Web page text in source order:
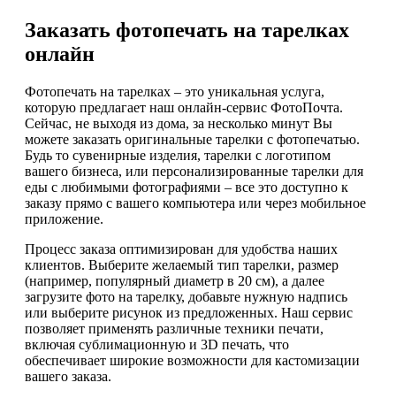
Заказать фотопечать на тарелках
онлайн
Фотопечать на тарелках – это уникальная услуга,
которую предлагает наш онлайн-сервис ФотоПочта.
Сейчас, не выходя из дома, за несколько минут Вы
можете заказать оригинальные тарелки с фотопечатью.
Будь то сувенирные изделия, тарелки с логотипом
вашего бизнеса, или персонализированные тарелки для
еды с любимыми фотографиями – все это доступно к
заказу прямо с вашего компьютера или через мобильное
приложение.
Процесс заказа оптимизирован для удобства наших
клиентов. Выберите желаемый тип тарелки, размер
(например, популярный диаметр в 20 см), а далее
загрузите фото на тарелку, добавьте нужную надпись
или выберите рисунок из предложенных. Наш сервис
позволяет применять различные техники печати,
включая сублимационную и 3D печать, что
обеспечивает широкие возможности для кастомизации
вашего заказа.